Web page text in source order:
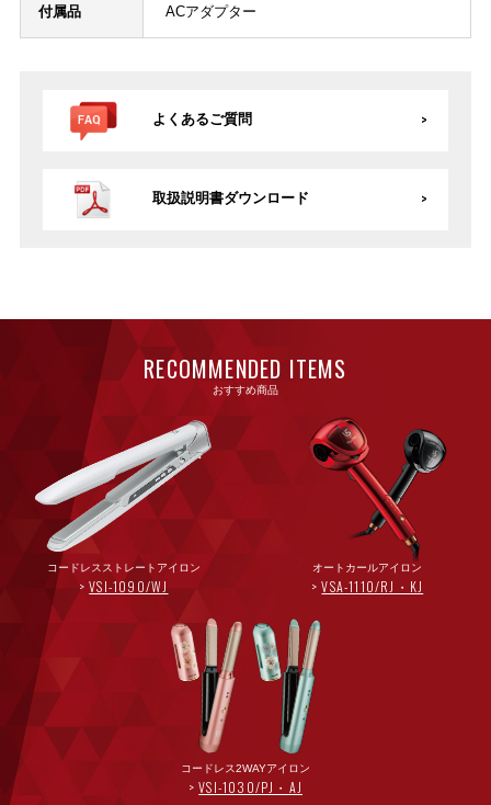
付属品 ACアダプター
よくあるご質問
取扱説明書ダウンロード
RECOMMENDED ITEMS
おすすめ商品
コードレスストレートアイロン
VSI-1090/WJ
オートカールアイロン
VSA-1110/RJ・KJ
コードレス2WAYアイロン
VSI-1030/PJ・AJ